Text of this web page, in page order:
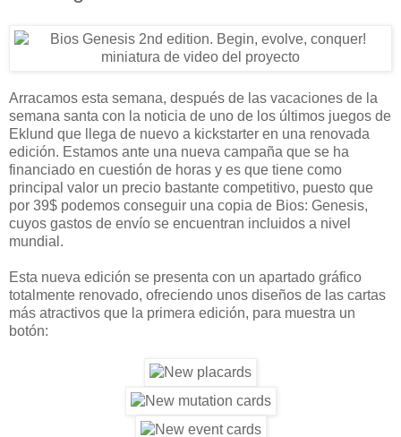
Arracamos esta semana, después de las vacaciones de la
semana santa con la noticia de uno de los últimos juegos de
Eklund que llega de nuevo a kickstarter en una renovada
edición. Estamos ante una nueva campaña que se ha
financiado en cuestión de horas y es que tiene como
principal valor un precio bastante competitivo, puesto que
por 39$ podemos conseguir una copia de Bios: Genesis,
cuyos gastos de envío se encuentran incluidos a nivel
mundial.
Esta nueva edición se presenta con un apartado gráfico
totalmente renovado, ofreciendo unos diseños de las cartas
más atractivos que la primera edición, para muestra un
botón: